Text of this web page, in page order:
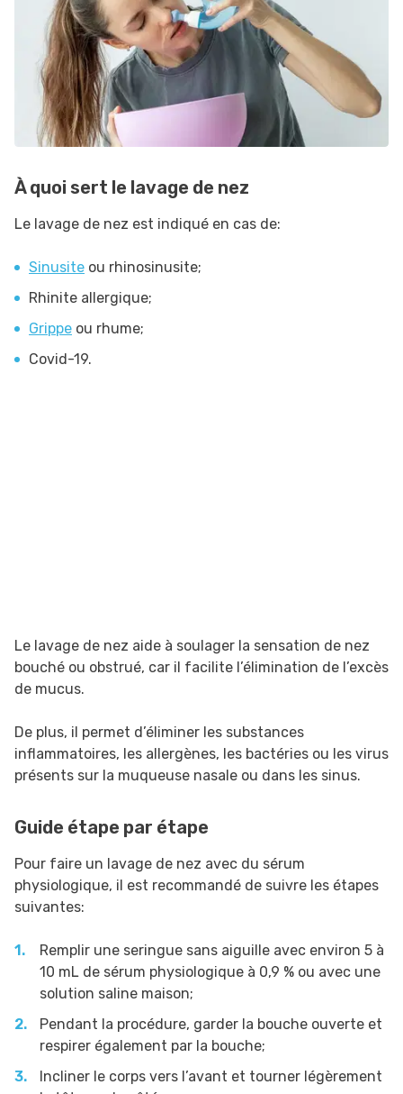
À quoi sert le lavage de nez
Le lavage de nez est indiqué en cas de:
Sinusite ou rhinosinusite;
Rhinite allergique;
Grippe ou rhume;
Covid-19.
Le lavage de nez aide à soulager la sensation de nez
bouché ou obstrué, car il facilite l’élimination de l’excès
de mucus.
De plus, il permet d’éliminer les substances
inflammatoires, les allergènes, les bactéries ou les virus
présents sur la muqueuse nasale ou dans les sinus.
Guide étape par étape
Pour faire un lavage de nez avec du sérum
physiologique, il est recommandé de suivre les étapes
suivantes:
Remplir une seringue sans aiguille avec environ 5 à
10 mL de sérum physiologique à 0,9 % ou avec une
solution saline maison;
Pendant la procédure, garder la bouche ouverte et
respirer également par la bouche;
Incliner le corps vers l’avant et tourner légèrement